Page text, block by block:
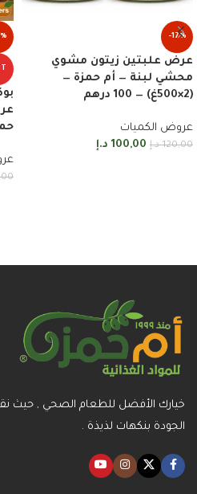
-17%
عرض علبتين زيتون مشوي
محشي لبنة — أم حمزة —
(2×500غ) — 100 درهم
عروض الكميات
120,00 د.إ 100,00 د.إ
خيارك الأفضل للطعام الصحي , حيث
الجودة بنكهات لذيذة .